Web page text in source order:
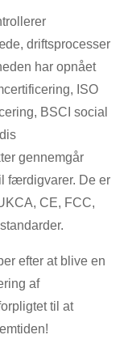
driftsprocesser
har opnået
ISO
BSCI social
gennemgår
færdigvarer. De er
CE, FCC,
efter at blive en
af
til at